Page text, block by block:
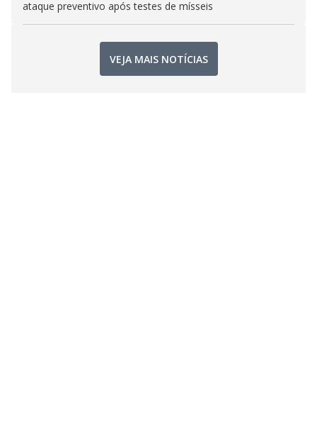
ataque preventivo após testes de mísseis
VEJA MAIS NOTÍCIAS